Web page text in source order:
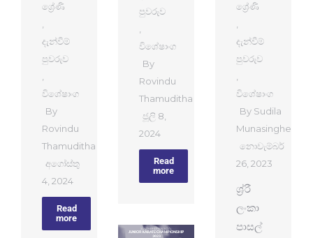
ශ්‍රේණි
දැන්වීම්
පුවරුව
විශේෂාංග
By
Rovindu
Thamuditha
අගෝස්තු
4, 2024
Read
more
පුවරුව
විශේෂාංග
By
Rovindu
Thamuditha
ජූලි 8,
2024
Read
more
ශ්‍රේණි
දැන්වීම්
පුවරුව
විශේෂාංග
By Sudila
Munasinghe
නොවැම්බර්
26, 2023
ශ්‍ර්‍රී
ලංකා
පාසල්